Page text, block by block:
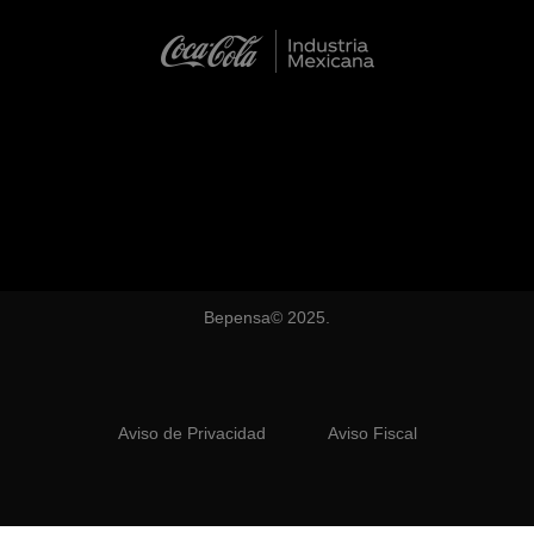
Bepensa© 2025.
Aviso de Privacidad Aviso Fiscal